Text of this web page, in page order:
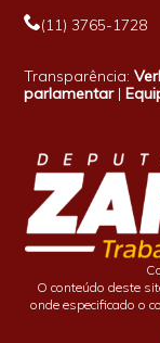
(11) 3765-1728
Transparência:
parlamentar|
O conteúdo deste
onde especificado o